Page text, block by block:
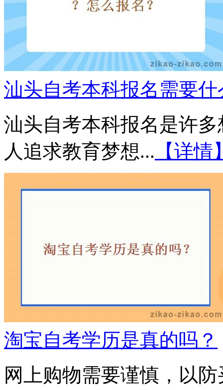
汕头自考本科报名需要
汕头自考本科报名是许
人追求教育梦想... 【详情
淘宝自考学历是真的吗？
网上购物需要谨慎，以